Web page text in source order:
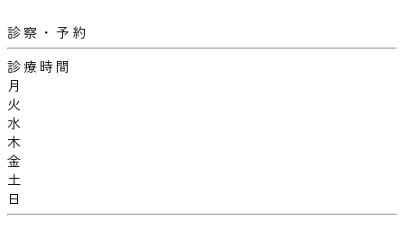
診察・予約
診療時間
月
火
水
木
金
土
日